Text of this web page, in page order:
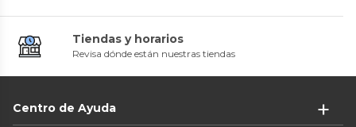
Tiendas y horarios
Revisa dónde están nuestras tiendas
Centro de Ayuda